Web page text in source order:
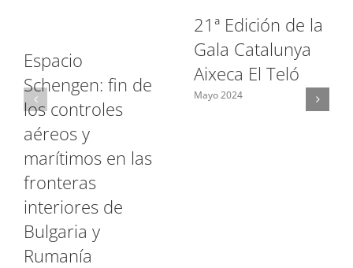
Espacio
Schengen: fin de
los controles
aéreos y
marítimos en las
fronteras
interiores de
Bulgaria y
Rumanía
21ª Edición de la
Gala Catalunya
Aixeca El Teló
Mayo 2024